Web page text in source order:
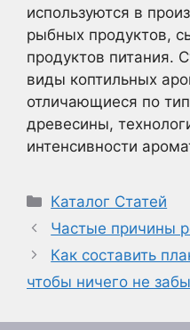
используются в
рыбных продуктов,
продуктов питания.
виды коптильных
отличающиеся по
древесины,
интенсивности
Рубрики
Каталог Статей
Частые причины
Как составить
чтобы ничего не